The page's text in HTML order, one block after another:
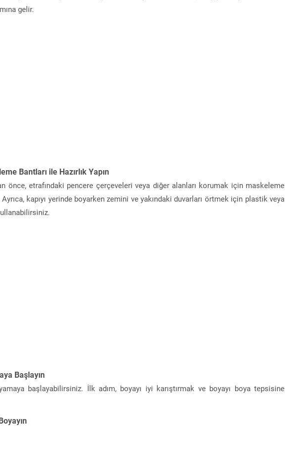
gelir.
Bantları ile Hazırlık Yapın
önce, etrafındaki pencere çerçeveleri veya diğer alanları korumak için maskeleme
Ayrıca, kapıyı yerinde boyarken zemini ve yakındaki duvarları örtmek için plastik veya
Başlayın
başlayabilirsiniz. İlk adım, boyayı iyi karıştırmak ve boyayı boya tepsisine